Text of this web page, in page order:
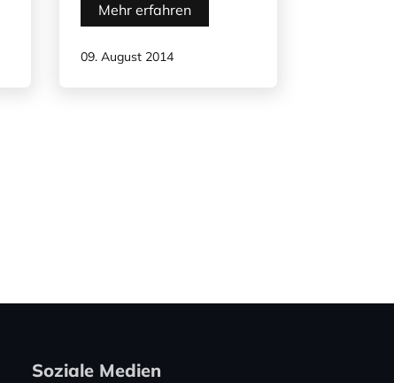
Mehr erfahren
09. August 2014
Soziale Medien